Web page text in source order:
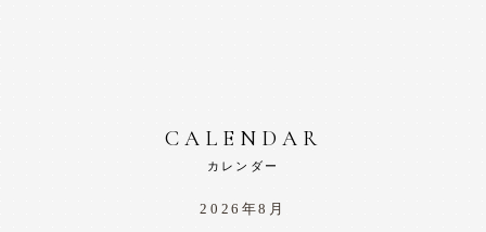
CALENDAR
カレンダー
2026年8月